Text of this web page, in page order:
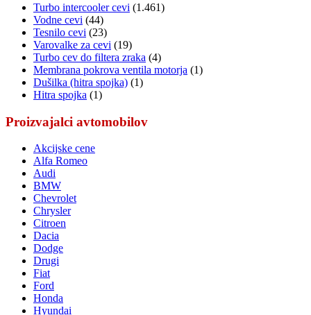
Turbo intercooler cevi (1.461)
Vodne cevi (44)
Tesnilo cevi (23)
Varovalke za cevi (19)
Turbo cev do filtera zraka (4)
Membrana pokrova ventila motorja (1)
Dušilka (hitra spojka) (1)
Hitra spojka (1)
Proizvajalci avtomobilov
Akcijske cene
Alfa Romeo
Audi
BMW
Chevrolet
Chrysler
Citroen
Dacia
Dodge
Drugi
Fiat
Ford
Honda
Hyundai